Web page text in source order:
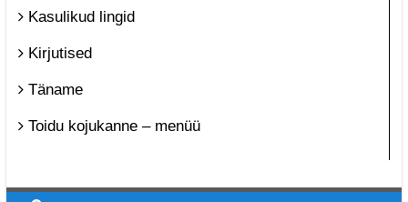
Kasulikud lingid
Kirjutised
Täname
Toidu kojukanne – menüü